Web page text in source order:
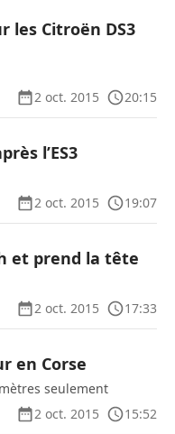
les Citroën DS3
2 oct. 2015
20:15
l’ES3
2 oct. 2015
19:07
et prend la tête
2 oct. 2015
17:33
en Corse
seulement
2 oct. 2015
15:52